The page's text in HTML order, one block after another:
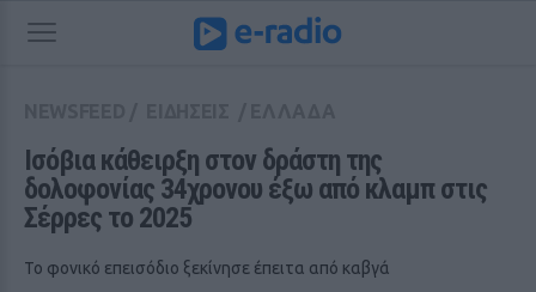
Ισόβια κάθειρξη στον δράστη της
δολοφονίας 34χρονου έξω από κλαμπ στις
Σέρρες το 2025
Το φονικό επεισόδιο ξεκίνησε έπειτα από καβγά